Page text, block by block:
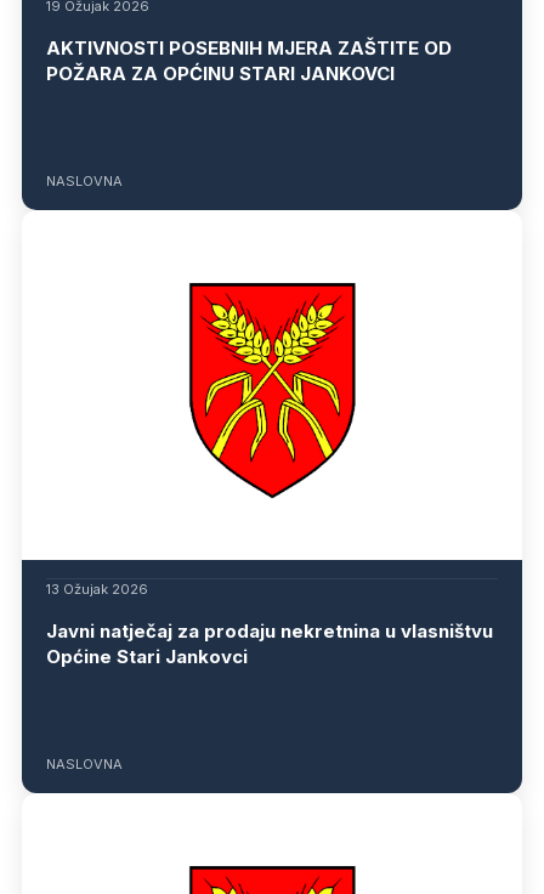
19 Ožujak 2026
AKTIVNOSTI POSEBNIH MJERA ZAŠTITE OD
POŽARA ZA OPĆINU STARI JANKOVCI
NASLOVNA
13 Ožujak 2026
Javni natječaj za prodaju nekretnina u vlasništvu
Općine Stari Jankovci
NASLOVNA